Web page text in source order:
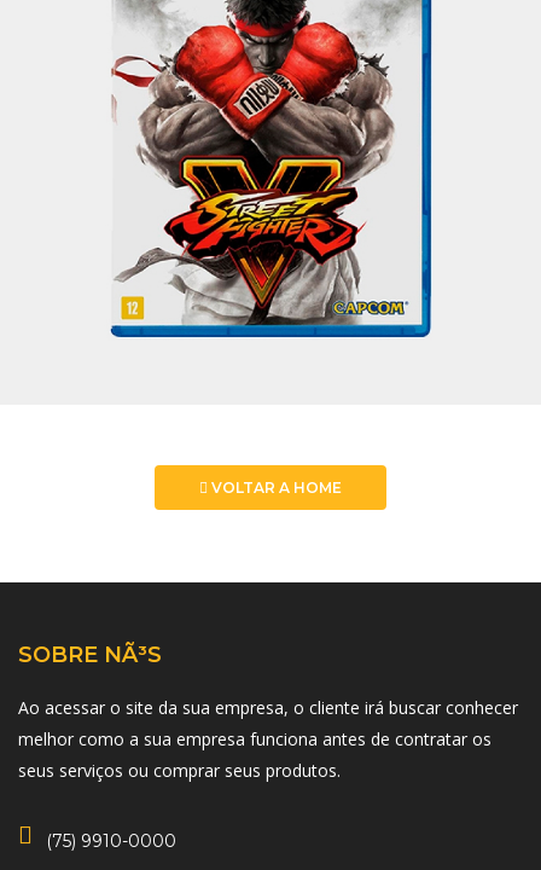
VOLTAR A HOME
SOBRE NÃ³S
Ao acessar o site da sua empresa, o cliente irá buscar conhecer
melhor como a sua empresa funciona antes de contratar os
seus serviços ou comprar seus produtos.
(75) 9910-0000